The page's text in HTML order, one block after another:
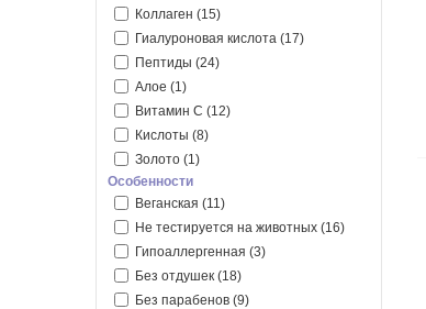
Коллаген (15)
Гиалуроновая кислота (17)
Пептиды (24)
Алое (1)
Витамин C (12)
Кислоты (8)
Золото (1)
Особенности
Веганская (11)
Не тестируется на животных (16)
Гипоаллергенная (3)
Без отдушек (18)
Без парабенов (9)